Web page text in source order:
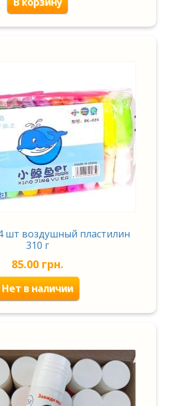
шт воздушный пластилин
310 г
85.00 грн.
Нет в наличии